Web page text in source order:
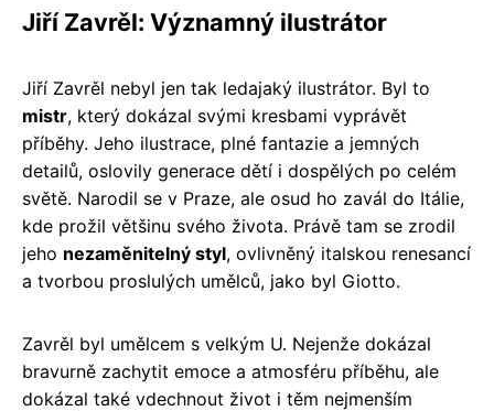
Jiří Zavrěl: Významný ilustrátor
Jiří Zavrěl nebyl jen tak ledajaký ilustrátor. Byl to
mistr, který dokázal svými kresbami vyprávět
příběhy. Jeho ilustrace, plné fantazie a jemných
detailů, oslovily generace dětí i dospělých po celém
světě. Narodil se v Praze, ale osud ho zavál do Itálie,
kde prožil většinu svého života. Právě tam se zrodil
jeho nezaměnitelný styl, ovlivněný italskou renesancí
a tvorbou proslulých umělců, jako byl Giotto.
Zavrěl byl umělcem s velkým U. Nejenže dokázal
bravurně zachytit emoce a atmosféru příběhu, ale
dokázal také vdechnout život i těm nejmenším